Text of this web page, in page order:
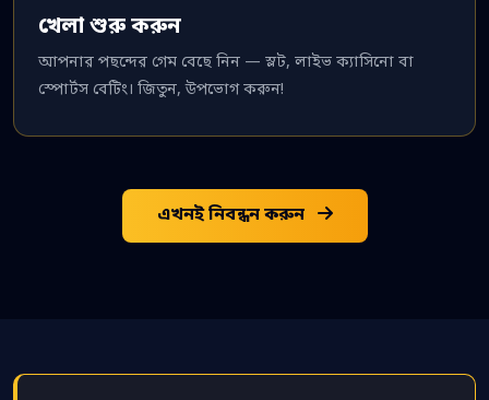
খেলা শুরু করুন
আপনার পছন্দের গেম বেছে নিন — স্লট, লাইভ ক্যাসিনো বা
স্পোর্টস বেটিং। জিতুন, উপভোগ করুন!
এখনই নিবন্ধন করুন